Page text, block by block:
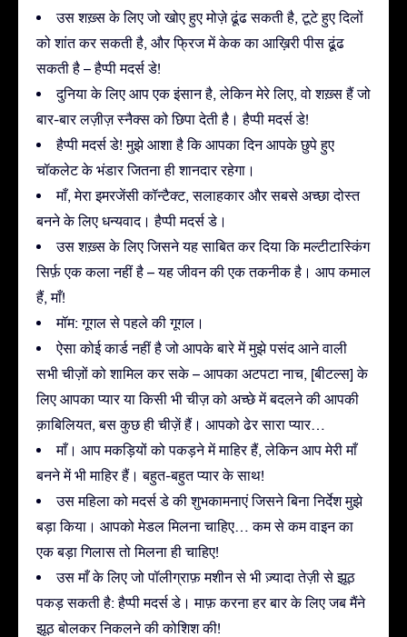
उस शख़्स के लिए जो खोए हुए मोज़े ढूंढ सकती है, टूटे हुए दिलों
को शांत कर सकती है, और फ्रिज में केक का आख़िरी पीस ढूंढ
सकती है – हैप्पी मदर्स डे!
दुनिया के लिए आप एक इंसान है, लेकिन मेरे लिए, वो शख़्स हैं जो
बार-बार लज़ीज़ स्नैक्स को छिपा देती है। हैप्पी मदर्स डे!
हैप्पी मदर्स डे! मुझे आशा है कि आपका दिन आपके छुपे हुए
चॉकलेट के भंडार जितना ही शानदार रहेगा।
माँ, मेरा इमरजेंसी कॉन्टैक्ट, सलाहकार और सबसे अच्छा दोस्त
बनने के लिए धन्यवाद। हैप्पी मदर्स डे।
उस शख़्स के लिए जिसने यह साबित कर दिया कि मल्टीटास्किंग
सिर्फ़ एक कला नहीं है – यह जीवन की एक तकनीक है। आप कमाल
हैं, माँ!
मॉम: गूगल से पहले की गूगल।
ऐसा कोई कार्ड नहीं है जो आपके बारे में मुझे पसंद आने वाली
सभी चीज़ों को शामिल कर सके – आपका अटपटा नाच, [बीटल्स] के
लिए आपका प्यार या किसी भी चीज़ को अच्छे में बदलने की आपकी
क़ाबिलियत, बस कुछ ही चीज़ें हैं। आपको ढेर सारा प्यार…
माँ। आप मकड़ियों को पकड़ने में माहिर हैं, लेकिन आप मेरी माँ
बनने में भी माहिर हैं। बहुत-बहुत प्यार के साथ!
उस महिला को मदर्स डे की शुभकामनाएं जिसने बिना निर्देश मुझे
बड़ा किया। आपको मेडल मिलना चाहिए… कम से कम वाइन का
एक बड़ा गिलास तो मिलना ही चाहिए!
उस माँ के लिए जो पॉलीग्राफ़ मशीन से भी ज़्यादा तेज़ी से झूठ
पकड़ सकती है: हैप्पी मदर्स डे। माफ़ करना हर बार के लिए जब मैंने
झूठ बोलकर निकलने की कोशिश की!